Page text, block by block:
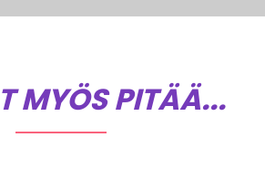
MYÖS PITÄÄ...